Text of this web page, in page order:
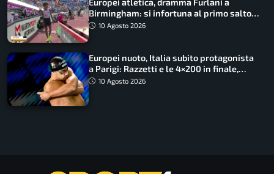
Birmingham: si infortuna al primo salto
ed esce in carrozzina
10 Agosto 2026
Europei nuoto, Italia subito protagonista
a Parigi: Razzetti e le 4×200 in finale,
Quadarella domina gli 800
10 Agosto 2026